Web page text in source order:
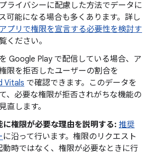
ライバシーに配慮した方法でデータに
可能になる場合も多くあります。詳し
アプリで権限を宣言する必要性を検討す
ください。
Google Play で配信している場合、ア
限を拒否したユーザーの割合を
Vitals で確認できます。このデータを
、必要な権限が拒否されがちな機能の
直します。
に権限が必要な理由を説明する: 推奨
に沿って行います。権限のリクエスト
動時ではなく、権限が必要なときに行